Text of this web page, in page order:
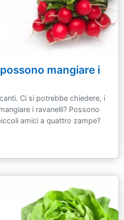
mangiare i
Ci si potrebbe chiedere, i
i ravanelli? Possono
amici a quattro zampe?